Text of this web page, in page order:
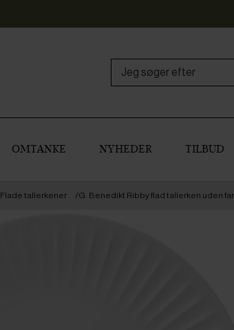
OMTANKE NYHEDER TILBUD
Flade tallerkener G. Benedikt Ribby flad tallerken uden